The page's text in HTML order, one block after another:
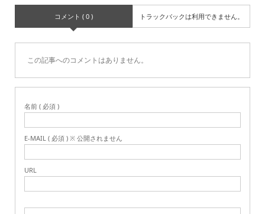
コメント ( 0 ) トラックバックは利用できません。
この記事へのコメントはありません。
名前 ( 必須 )
E-MAIL ( 必須 ) ※ 公開されません
URL